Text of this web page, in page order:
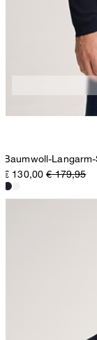
Baumwoll-
€ 130,00 € 179,95